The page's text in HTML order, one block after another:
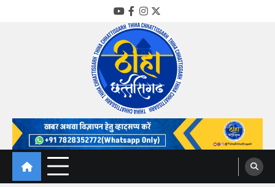
YouTube
Facebook
Instagram
Twitter
Thiha Chhattisgarh
गोठ जन-जन के